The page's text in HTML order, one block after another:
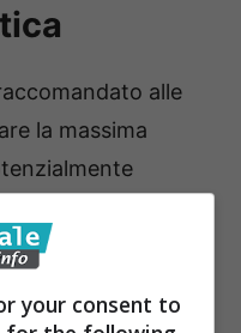
alle
la massima
per via aerea che
your consent to